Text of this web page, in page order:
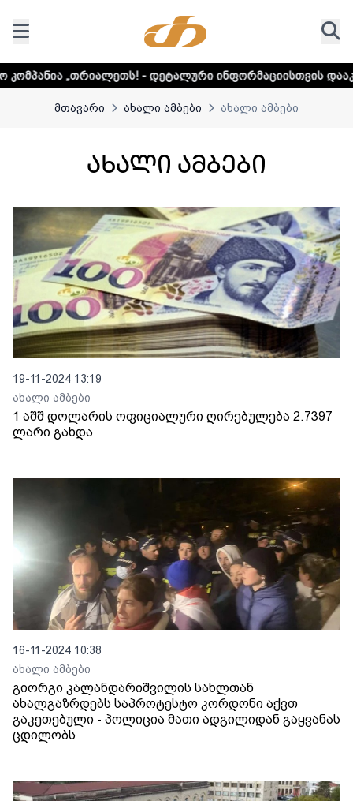
ინფორმაციისთვის დააკლიკეთ ლინკს
მთავარი ახალი ამბები ახალი ამბები
ახალი ამბები
19-11-2024 13:19
ახალი ამბები
1 აშშ დოლარის ოფიციალური ღირებულება 2.7397
ლარი გახდა
16-11-2024 10:38
ახალი ამბები
გიორგი კალანდარიშვილის სახლთან
ახალგაზრდებს საპროტესტო კორდონი აქვთ
გაკეთებული - პოლიცია მათი ადგილიდან გაყვანას
ცდილობს